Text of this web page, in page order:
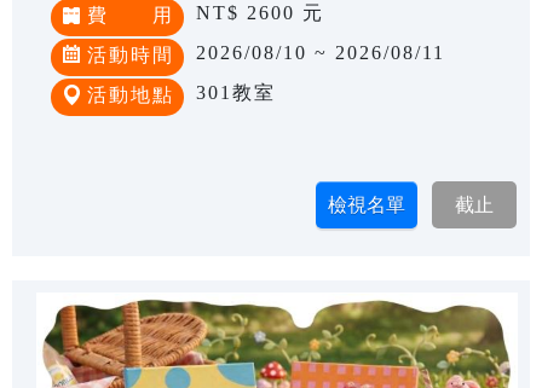
費 用 NT$ 2600 元
活動時間 2026/08/10 ~ 2026/08/11
活動地點 301教室